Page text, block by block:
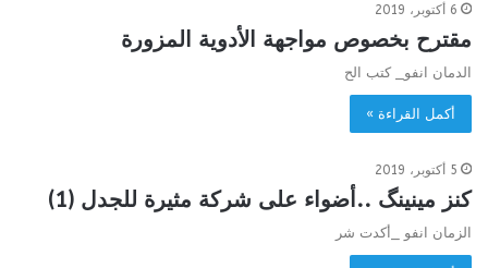
6 أكتوبر، 2019
مقترح بخصوص مواجهة الأدوية المزورة
الدمان انفو_ كتب الح
أكمل القراءة »
5 أكتوبر، 2019
كنز مينينگ ..أضواء على شركة مثيرة للجدل (1)
الزمان انفو _أكدت شر